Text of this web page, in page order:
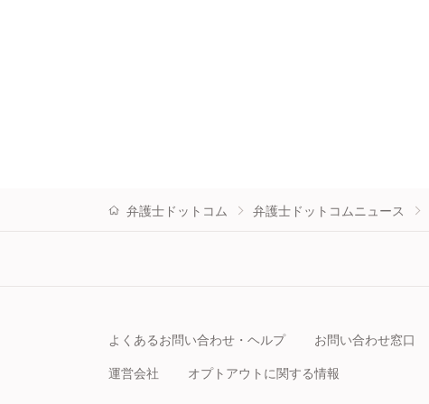
弁護士ドットコム 弁護士ドットコムニュース
よくあるお問い合わせ・ヘルプ お問い合わせ窓口
運営会社
オプトアウトに関する情報